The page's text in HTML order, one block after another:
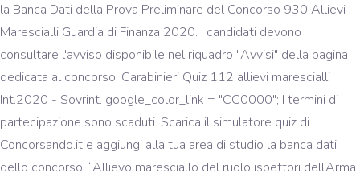
la Banca Dati della Prova Preliminare del Concorso 930 Allievi
Marescialli Guardia di Finanza 2020. I candidati devono
consultare l'avviso disponibile nel riquadro "Avvisi" della pagina
dedicata al concorso. Carabinieri Quiz 112 allievi marescialli
Int.2020 - Sovrint. google_color_link = "CC0000"; I termini di
partecipazione sono scaduti. Scarica il simulatore quiz di
Concorsando.it e aggiungi alla tua area di studio la banca dati
dello concorso: “Allievo maresciallo del ruolo ispettori dell’Arma